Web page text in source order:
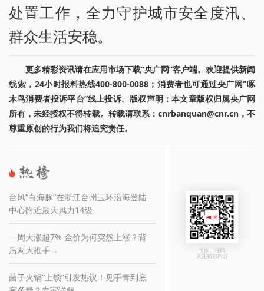
处置工作，全力守护城市安全度汛、
群众生活安稳。
更多精彩资讯请在应用市场下载“央广网”客户端。欢迎提供新闻
线索，24小时报料热线400-800-0088；消费者也可通过央广网“啄
木鸟消费者投诉平台”线上投诉。版权声明：本文章版权归属央广网
所有，未经授权不得转载。转载请联系：cnrbanquan@cnr.cn，不
尊重原创的行为我们将追究责任。
台风“白海豚”在浙江台州玉环沿海登陆
中心附近最大风力14级
一周大涨超7% 金价为何突然上涨？背
后两大推手→
菌子火锅“上锁”引发热议！见手青到底
长按二维码
关注精彩内容